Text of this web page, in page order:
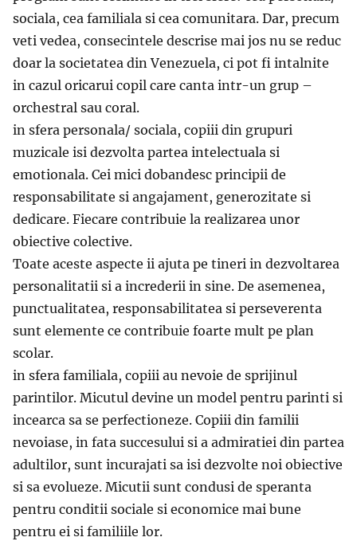
sociala, cea familiala si cea comunitara. Dar, precum
veti vedea, consecintele descrise mai jos nu se reduc
doar la societatea din Venezuela, ci pot fi intalnite
in cazul oricarui copil care canta intr-un grup –
orchestral sau coral.
in sfera personala/ sociala, copiii din grupuri
muzicale isi dezvolta partea intelectuala si
emotionala. Cei mici dobandesc principii de
responsabilitate si angajament, generozitate si
dedicare. Fiecare contribuie la realizarea unor
obiective colective.
Toate aceste aspecte ii ajuta pe tineri in dezvoltarea
personalitatii si a increderii in sine. De asemenea,
punctualitatea, responsabilitatea si perseverenta
sunt elemente ce contribuie foarte mult pe plan
scolar.
in sfera familiala, copiii au nevoie de sprijinul
parintilor. Micutul devine un model pentru parinti si
incearca sa se perfectioneze. Copiii din familii
nevoiase, in fata succesului si a admiratiei din partea
adultilor, sunt incurajati sa isi dezvolte noi obiective
si sa evolueze. Micutii sunt condusi de speranta
pentru conditii sociale si economice mai bune
pentru ei si familiile lor.